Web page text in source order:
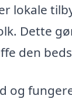
lokale
Dette
den
og